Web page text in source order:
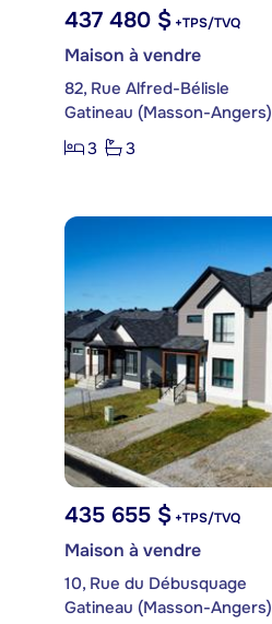
437 480 $ +TPS/TVQ
Maison à vendre
82, Rue Alfred-Bélisle
Gatineau (Masson-Angers)
3
3
435 655 $ +TPS/TVQ
Maison à vendre
10, Rue du Débusquage
Gatineau (Masson-Angers)